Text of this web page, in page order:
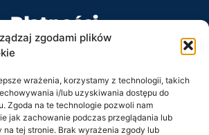
zgodami plików
wrażenia, korzystamy z technologii, takich
i/lub uzyskiwania dostępu do
Zgoda na te technologie pozwoli nam
jak zachowanie podczas przeglądania lub
tej stronie. Brak wyrażenia zgody lub
Płatności
Kontakt
+48 728 484 484